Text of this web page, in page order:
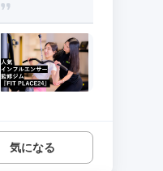
気になる